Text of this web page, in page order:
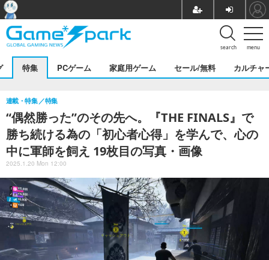
menu
search
特集 PCゲーム 家庭用ゲーム セール/無料 カルチャ
“偶然勝った”のその先へ。『THE FINALS』で
勝ち続ける為の「初心者心得」を学んで、心の
中に軍師を飼え 19枚目の写真・画像
連載・特集 特集
2025.1.20 Mon 12:00